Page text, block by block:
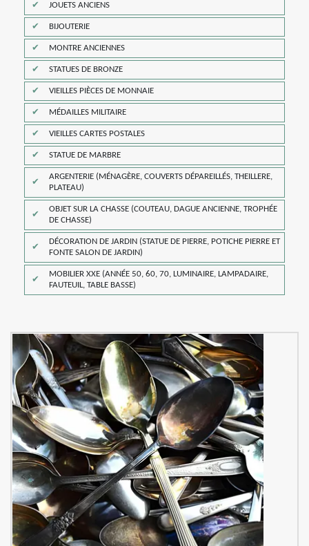
JOUETS ANCIENS
BIJOUTERIE
MONTRE ANCIENNES
STATUES DE BRONZE
VIEILLES PIÈCES DE MONNAIE
MÉDAILLES MILITAIRE
VIEILLES CARTES POSTALES
STATUE DE MARBRE
ARGENTERIE (MÉNAGÈRE, COUVERTS DÉPAREILLÉS, THEILLERE,
PLATEAU)
OBJET SUR LA CHASSE (COUTEAU, DAGUE ANCIENNE, TROPHÉE
DE CHASSE)
DÉCORATION DE JARDIN (STATUE DE PIERRE, POTICHE PIERRE ET
FONTE SALON DE JARDIN)
MOBILIER XXE (ANNÉE 50, 60, 70, LUMINAIRE, LAMPADAIRE,
FAUTEUIL, TABLE BASSE)